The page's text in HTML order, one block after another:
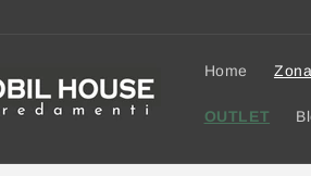
Home
OUTLET